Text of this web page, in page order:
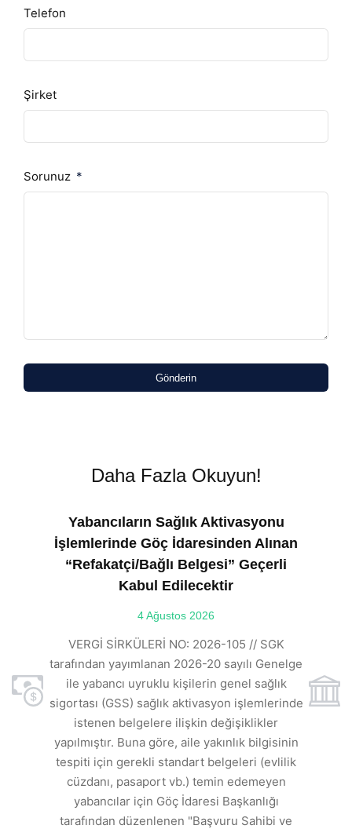
Telefon
Şirket
Sorunuz
Gönderin
Daha Fazla Okuyun!
Yabancıların Sağlık Aktivasyonu
İşlemlerinde Göç İdaresinden Alınan
“Refakatçi/Bağlı Belgesi” Geçerli
Kabul Edilecektir
4 Ağustos 2026
VERGİ SİRKÜLERİ NO: 2026-105 // SGK
tarafından yayımlanan 2026-20 sayılı Genelge
ile yabancı uyruklu kişilerin genel sağlık
sigortası (GSS) sağlık aktivasyon işlemlerinde
istenen belgelere ilişkin değişiklikler
yapılmıştır. Buna göre, aile yakınlık bilgisinin
tespiti için gerekli standart belgeleri (evlilik
cüzdanı, pasaport vb.) temin edemeyen
yabancılar için Göç İdaresi Başkanlığı
tarafından düzenlenen "Başvuru Sahibi ve